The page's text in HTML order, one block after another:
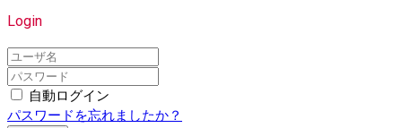
Login
自動ログイン
パスワードを忘れましたか？